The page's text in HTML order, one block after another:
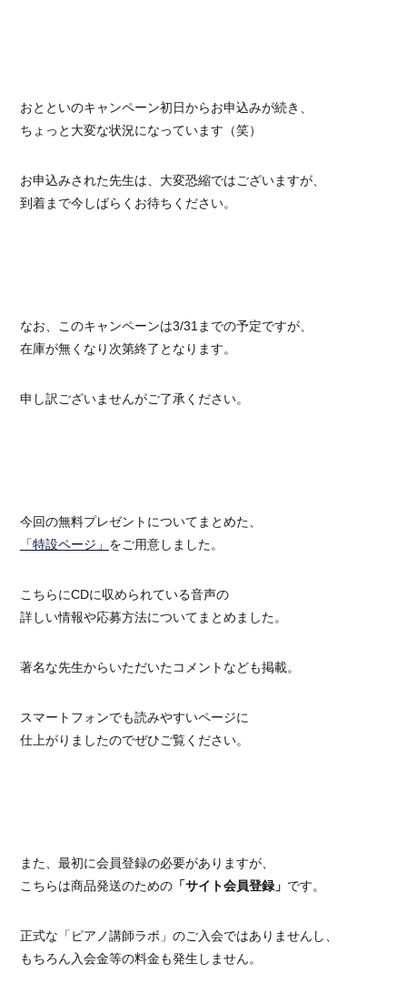
おとといのキャンペーン初日からお申込みが続き、
ちょっと大変な状況になっています（笑）
お申込みされた先生は、大変恐縮ではございますが、
到着まで今しばらくお待ちください。
なお、このキャンペーンは3/31までの予定ですが、
在庫が無くなり次第終了となります。
申し訳ございませんがご了承ください。
今回の無料プレゼントについてまとめた、
「特設ページ」 をご用意しました。
こちらにCDに収められている音声の
詳しい情報や応募方法についてまとめました。
著名な先生からいただいたコメントなども掲載。
スマートフォンでも読みやすいページに
仕上がりましたのでぜひご覧ください。
また、最初に会員登録の必要がありますが、
こちらは商品発送のための「サイト会員登録」 です。
正式な「ピアノ講師ラボ」のご入会ではありませんし、
もちろん入会金等の料金も発生しません。